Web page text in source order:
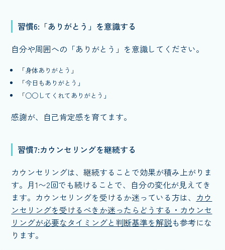
習慣6:「ありがとう」を意識する
自分や周囲への「ありがとう」を意識してください。
「身体ありがとう」
「今日もありがとう」
「○○してくれてありがとう」
感謝が、自己肯定感を育てます。
習慣7:カウンセリングを継続する
カウンセリングは、継続することで効果が積み上がりま
す。月1〜2回でも続けることで、自分の変化が見えてき
ます。カウンセリングを受けるか迷っている方は、 カウ
ンセリングを受けるべきか迷ったらどうする・カウンセ
リングが必要なタイミングと判断基準を解説も参考にな
ります。